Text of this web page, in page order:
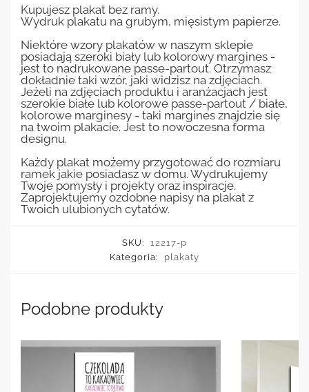
Kupujesz plakat bez ramy.
Wydruk plakatu na grubym, mięsistym papierze.
Niektóre wzory plakatów w naszym sklepie
posiadają szeroki biały lub kolorowy margines -
jest to nadrukowane passe-partout. Otrzymasz
dokładnie taki wzór, jaki widzisz na zdjęciach.
Jeżeli na zdjęciach produktu i aranżacjach jest
szerokie białe lub kolorowe passe-partout / białe,
kolorowe marginesy - taki margines znajdzie się
na twoim plakacie. Jest to nowoczesna forma
designu.
Każdy plakat możemy przygotować do rozmiaru
ramek jakie posiadasz w domu. Wydrukujemy
Twoje pomysły i projekty oraz inspiracje.
Zaprojektujemy ozdobne napisy na plakat z
Twoich ulubionych cytatów.
SKU:
12217-p
Kategoria:
plakaty
Podobne produkty